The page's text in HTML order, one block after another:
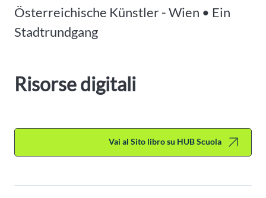
Österreichische Künstler - Wien • Ein
Stadtrundgang
Risorse digitali
Vai al Sito libro su HUB Scuola